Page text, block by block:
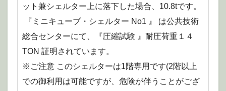
ット兼シェルター上に落下した場合、10.8tです。
『ミニキューブ・シェルター No1 』 は公共技術
総合センターにて、『圧縮試験 』耐圧荷重１４
TON 証明されています。
※ご注意 このシェルターは1階専用です(2階以上
での御利用は可能ですが、危険が伴うことがござ